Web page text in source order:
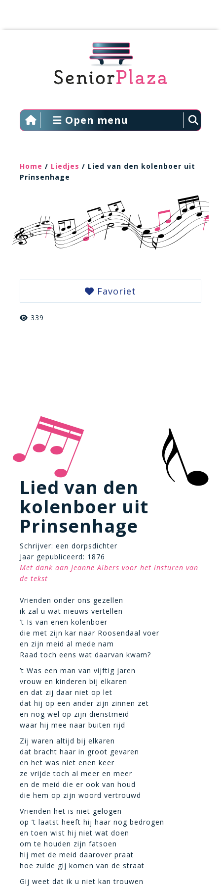
Open menu
Home / Liedjes / Lied van den kolenboer uit
Prinsenhage
Favoriet
339
Lied van den
kolenboer uit
Prinsenhage
Schrijver: een dorpsdichter
Jaar gepubliceerd: 1876
Met dank aan Jeanne Albers voor het insturen van
de tekst
Vrienden onder ons gezellen
ik zal u wat nieuws vertellen
’t Is van enen kolenboer
die met zijn kar naar Roosendaal voer
en zijn meid al mede nam
Raad toch eens wat daarvan kwam?
’t Was een man van vijftig jaren
vrouw en kinderen bij elkaren
en dat zij daar niet op let
dat hij op een ander zijn zinnen zet
en nog wel op zijn dienstmeid
waar hij mee naar buiten rijd
Zij waren altijd bij elkaren
dat bracht haar in groot gevaren
en het was niet enen keer
ze vrijde toch al meer en meer
en de meid die er ook van houd
die hem op zijn woord vertrouwd
Vrienden het is niet gelogen
op ’t laatst heeft hij haar nog bedrogen
en toen wist hij niet wat doen
om te houden zijn fatsoen
hij met de meid daarover praat
hoe zulde gij komen van de straat
Gij weet dat ik u niet kan trouwen